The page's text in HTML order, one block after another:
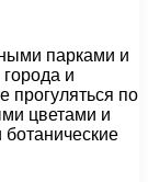
парками и
и
прогуляться по
цветами и
ботанические